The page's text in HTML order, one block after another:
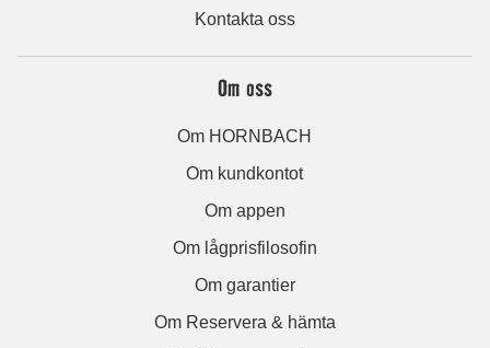
Kontakta oss
Om oss
Om HORNBACH
Om kundkontot
Om appen
Om lågprisfilosofin
Om garantier
Om Reservera & hämta